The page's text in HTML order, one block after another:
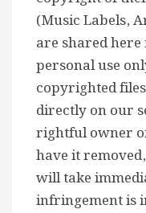
(Music Labels,
are shared
personal use
copyrighted
directly on our
rightful owner
have it
will take
infringement is